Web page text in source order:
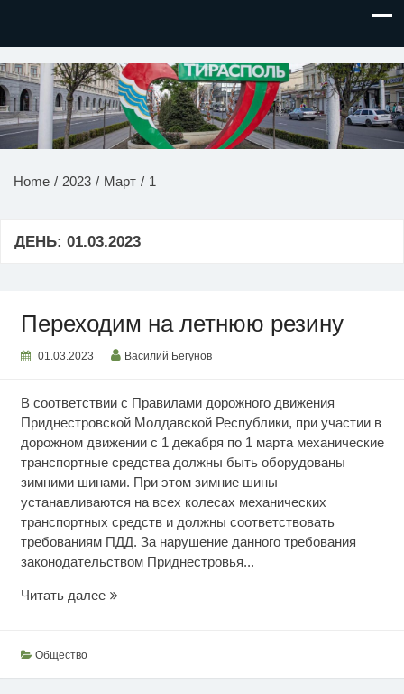
НОВОСТИ ПРИДНЕСТРОВЬЯ
Home 2023 Март 1
ДЕНЬ: 01.03.2023
Переходим на летнюю резину
01.03.2023 Василий Бегунов
В соответствии с Правилами дорожного движения
Приднестровской Молдавской Республики, при участии в
дорожном движении с 1 декабря по 1 марта механические
транспортные средства должны быть оборудованы
зимними шинами. При этом зимние шины
устанавливаются на всех колесах механических
транспортных средств и должны соответствовать
требованиям ПДД. За нарушение данного требования
законодательством Приднестровья...
Читать далееПереходим
Общество